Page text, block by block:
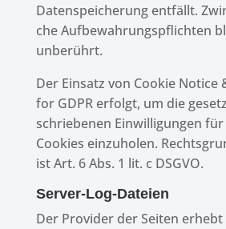
Daten­spei­che­rung entfällt.
che Aufbe­wah­rungs­pflich­ten
unberührt.
Der Einsatz von Cookie Notice
for GDPR erfolgt, um die
schrie­be­nen Einwil­li­gun­gen für
Cookies einzu­ho­len.
ist Art. 6 Abs. 1 lit. c DSGVO.
Server-Log-Dateien
Der Provi­der der Seiten